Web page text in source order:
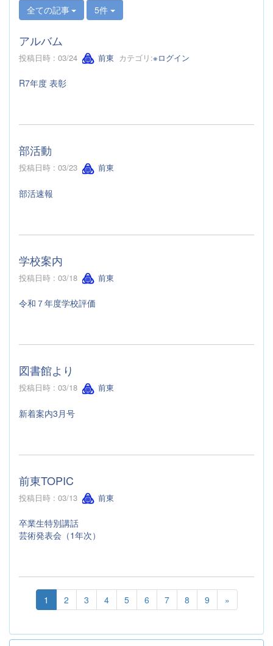
全ての記事 5件
アルバム
投稿日時 : 03/24 前東 カテゴリ:※ログイン
R7年度 表彰
部活動
投稿日時 : 03/23 前東
部活速報
学校案内
投稿日時 : 03/18 前東
令和７年度学校評価
図書館より
投稿日時 : 03/18 前東
新着案内3月号
前東TOPIC
投稿日時 : 03/13 前東
卒業生特別講話
芸術発表会（1年次）
1 2 3 4 5 6 7 8 9 »